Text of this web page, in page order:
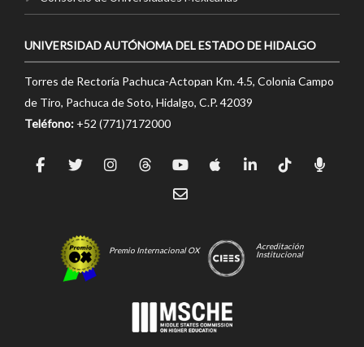
UNIVERSIDAD AUTÓNOMA DEL ESTADO DE HIDALGO
Torres de Rectoría Pachuca-Actopan Km. 4.5, Colonia Campo
de Tiro, Pachuca de Soto, Hidalgo, C.P. 42039
Teléfono: +52 (771)7172000
Premio Internacional OX
Acreditación
Institucional